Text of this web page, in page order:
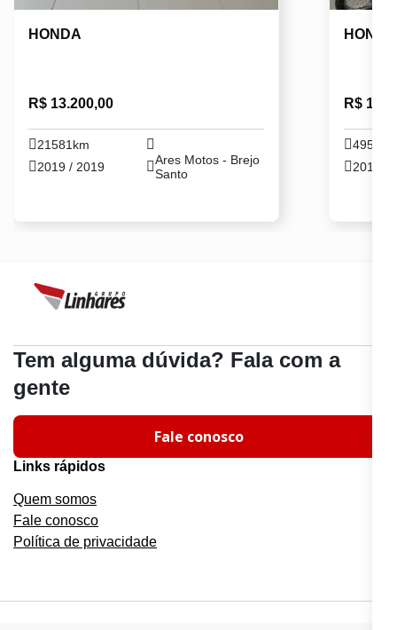
HONDA
R$ 13.200,00
21581km
2019 / 2019
Ares Motos - Brejo
Santo
HONDA
R$
2015 /
Tem alguma dúvida? Fala com a
gente
Fale conosco
Links rápidos
Quem somos
Fale conosco
Política de privacidade